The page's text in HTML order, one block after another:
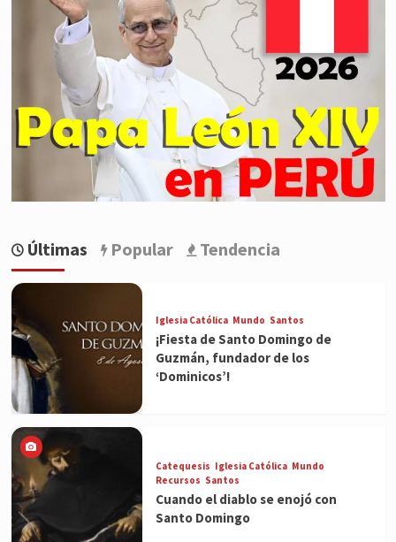
Últimas Popular Tendencia
Iglesia Católica Mundo Santos
¡Fiesta de Santo Domingo de
Guzmán, fundador de los
‘Dominicos’!
Catequesis Iglesia Católica Mundo
Recursos Santos
Cuando el diablo se enojó con
Santo Domingo